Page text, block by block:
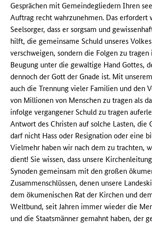
Gesprächen mit Gemeindegliedern Ihren
Auftrag recht wahrzunehmen. Das erfordert
Seelsorger, dass er sorgsam und
hilft, die gemeinsame Schuld unseres
verschweigen, sondern die Folgen zu
Beugung unter die gewaltige Hand Gottes,
dennoch der Gott der Gnade ist. Mit
auch die Trennung vieler Familien und den
von Millionen von Menschen zu tragen als
infolge vergangener Schuld zu tragen
Antwort des Christen auf solche Lasten, die
darf nicht Hass oder Resignation oder eine
Vielmehr haben wir nach dem zu trachten,
dient! Sie wissen, dass unsere
Synoden gemeinsam mit den großen
Zusammenschlüssen, denen unsere
dem ökumenischen Rat der Kirchen und
Weltbund, seit Jahren immer wieder die
und die Staatsmänner gemahnt haben, der